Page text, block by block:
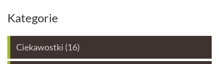
Kategorie
Ciekawostki (16)